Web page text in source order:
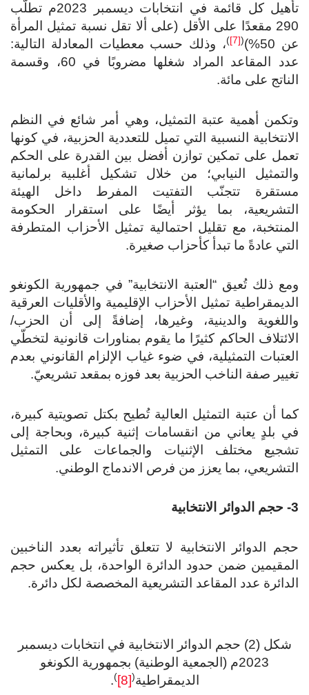
تأهيل كل قائمة في انتخابات ديسمبر 2023م تطلَّب
290 مقعدًا على الأقل (على ألا تقل نسبة تمثيل المرأة
عن 50%)
(
[7]
)، وذلك حسب معطيات المعادلة التالية:
عدد المقاعد المراد شغلها مضروبًا في 60، وقسمة
الناتج على مائة.
وتكمن أهمية عتبة التمثيل، وهي أمر شائع في النظم
الانتخابية النسبية التي تميل للتعددية الحزبية، في كونها
تعمل على تمكين توازن أفضل بين القدرة على الحكم
والتمثيل النيابي؛ من خلال تشكيل أغلبية برلمانية
مستقرة تتجنّب التفتيت المفرط داخل الهيئة
التشريعية، بما يؤثر أيضًا على استقرار الحكومة
المنتخبة، مع تقليل احتمالية تمثيل الأحزاب المتطرفة
التي عادةً ما تبدأ كأحزاب صغيرة.
ومع ذلك تُعيق “العتبة الانتخابية” في جمهورية الكونغو
الديمقراطية تمثيل الأحزاب الإقليمية والأقليات العرقية
واللغوية والدينية، وغيرها، إضافةً إلى أن الحزب/
الائتلاف الحاكم كثيرًا ما يقوم بمناورات قانونية لتخطّي
العتبات التمثيلية، في ضوء غياب الإلزام القانوني بعدم
تغيير صفة الناخب الحزبية بعد فوزه بمقعد تشريعيّ.
كما أن عتبة التمثيل العالية تُطيح بكتل تصويتية كبيرة،
في بلدٍ يعاني من انقسامات إثنية كبيرة، وبحاجة إلى
تشجيع مختلف الإثنيات والجماعات على التمثيل
التشريعي، بما يعزز من فرص الاندماج الوطني.
3- حجم الدوائر الانتخابية
حجم الدوائر الانتخابية لا تتعلق تأثيراته بعدد الناخبين
المقيمين ضمن حدود الدائرة الواحدة، بل يعكس حجم
الدائرة عدد المقاعد التشريعية المخصصة لكل دائرة.
شكل (2) حجم الدوائر الانتخابية في انتخابات ديسمبر
2023م (الجمعية الوطنية) بجمهورية الكونغو
الديمقراطية(
[8]
)
.